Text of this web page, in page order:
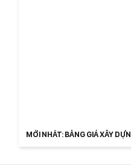
MỚI NHẤT: BẢNG GIÁ XÂY